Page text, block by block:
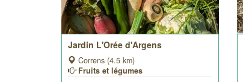
Jardin L'Orée d'Argens
Correns (4.5 km)
Fruits et légumes